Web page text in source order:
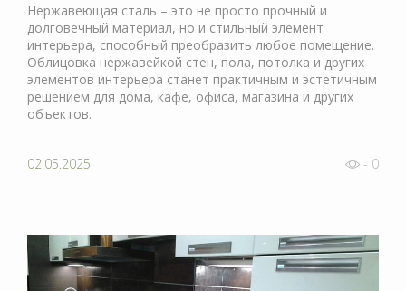
Нержавеющая сталь – это не просто прочный и
долговечный материал, но и стильный элемент
интерьера, способный преобразить любое помещение.
Облицовка нержавейкой стен, пола, потолка и других
элементов интерьера станет практичным и эстетичным
решением для дома, кафе, офиса, магазина и других
объектов.
02.05.2025 - 0